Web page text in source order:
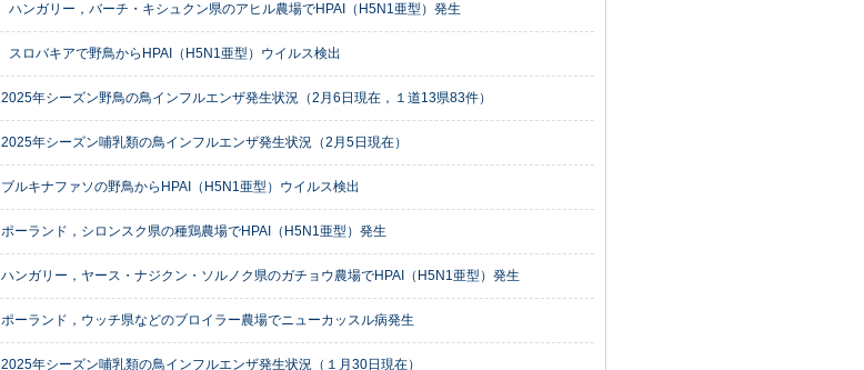
ハンガリー，バーチ・キシュクン県のアヒル農場でHPAI（H5N1亜型）発生
スロバキアで野鳥からHPAI（H5N1亜型）ウイルス検出
2025年シーズン野鳥の鳥インフルエンザ発生状況（2月6日現在，１道13県83件）
2025年シーズン哺乳類の鳥インフルエンザ発生状況（2月5日現在）
ブルキナファソの野鳥からHPAI（H5N1亜型）ウイルス検出
ポーランド，シロンスク県の種鶏農場でHPAI（H5N1亜型）発生
ハンガリー，ヤース・ナジクン・ソルノク県のガチョウ農場でHPAI（H5N1亜型）発生
ポーランド，ウッチ県などのブロイラー農場でニューカッスル病発生
2025年シーズン哺乳類の鳥インフルエンザ発生状況（１月30日現在）